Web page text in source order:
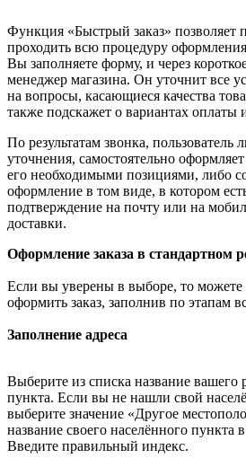
Функция «Быстрый заказ» позволяет
проходить всю процедуру оформления
Вы заполняете форму, и через
менеджер магазина. Он уточнит все
на вопросы, касающиеся качества
также подскажет о вариантах оплаты
По результатам звонка, пользователь
уточнения, самостоятельно
его необходимыми позициями, либо
оформление в том виде, в котором
подтверждение на почту или на
доставки.
Оформление заказа в стандартном
Если вы уверены в выборе, то можете
оформить заказ, заполнив по этапам
Заполнение адреса
Выберите из списка название вашего
пункта. Если вы не нашли свой
выберите значение «Другое
название своего населённого пункта
Введите правильный индекс.